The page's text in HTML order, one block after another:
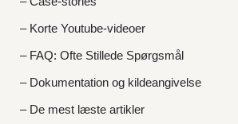
– Korte Youtube-videoer
– FAQ: Ofte Stillede Spørgsmål
– Dokumentation og kildeangivelse
– De mest læste artikler